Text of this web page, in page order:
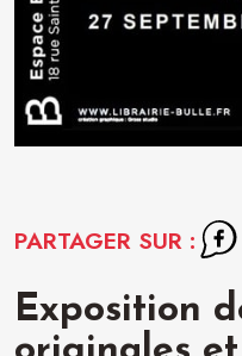
PARTAGER SUR :
Exposition